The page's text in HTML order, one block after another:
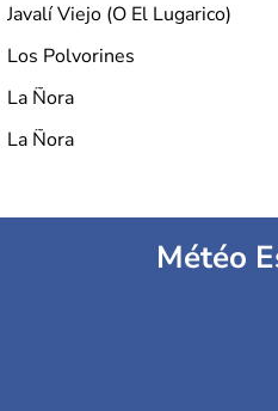
Javalí Viejo (O El Lugarico)
Los Polvorines
La Ñora
La Ñora
Météo